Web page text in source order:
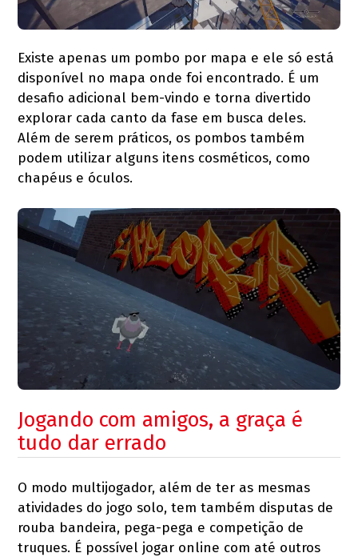
Existe apenas um pombo por mapa e ele só está
disponível no mapa onde foi encontrado. É um
desafio adicional bem-vindo e torna divertido
explorar cada canto da fase em busca deles.
Além de serem práticos, os pombos também
podem utilizar alguns itens cosméticos, como
chapéus e óculos.
Jogando com amigos, a graça é
tudo dar errado
O modo multijogador, além de ter as mesmas
atividades do jogo solo, tem também disputas de
rouba bandeira, pega-pega e competição de
truques. É possível jogar online com até outros